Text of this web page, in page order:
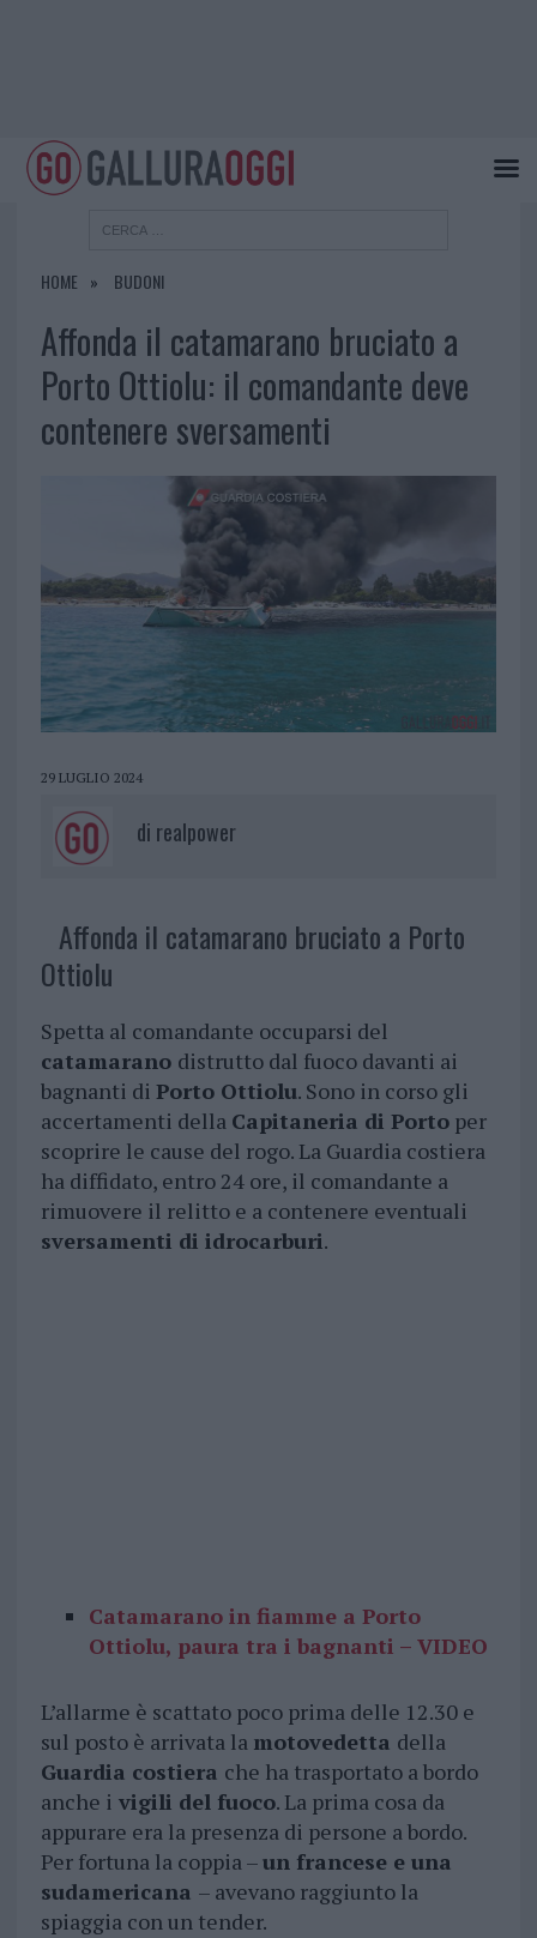
HOME BUDONI
Affonda il catamarano bruciato a
Porto Ottiolu: il comandante deve
contenere sversamenti
29 LUGLIO 2024
di realpower
Affonda il catamarano bruciato a Porto
Ottiolu
Spetta al comandante occuparsi del
catamarano distrutto dal fuoco davanti ai
bagnanti di Porto Ottiolu. Sono in corso gli
accertamenti della Capitaneria di Portoper
scoprire le cause del rogo. La Guardia costiera
ha diffidato, entro 24 ore, il comandante a
rimuovere il relitto e a contenere eventuali
sversamenti di idrocarburi.
Catamarano in fiamme a Porto
Ottiolu, paura tra i bagnanti – VIDEO
L’allarme è scattato poco prima delle 12.30 e
sul posto è arrivata la motovedetta della
Guardia costiera che ha trasportato a bordo
anche i vigili del fuoco. La prima cosa da
appurare era la presenza di persone a bordo.
Per fortuna la coppia –un francese e una
sudamericana – avevano raggiunto la
spiaggia con un tender.